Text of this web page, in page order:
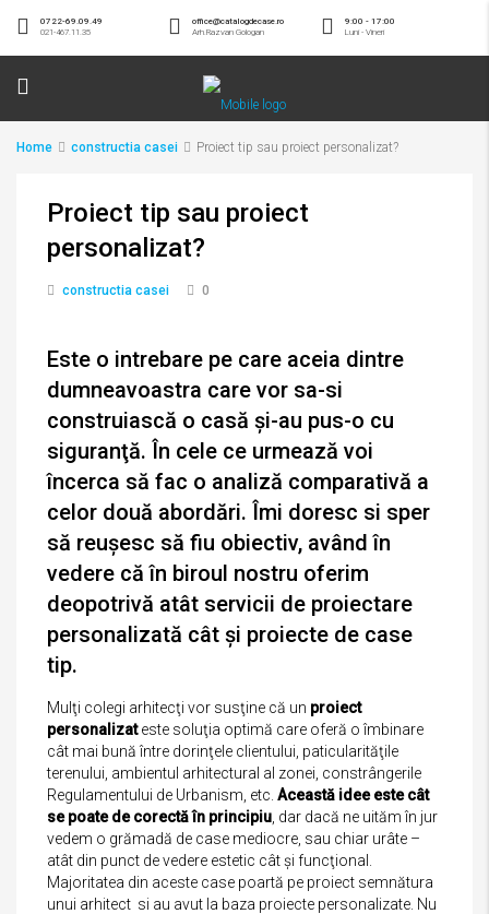
9:00 - 17:00
Luni - Vineri
office@catalogdecase.ro
Arh.Razvan Gologan
0722-69.09.49
021-467.11.35
Home constructia casei Proiect tip sau proiect personalizat?
Proiect tip sau proiect
personalizat?
constructia casei 0
Este o intrebare pe care aceia dintre
dumneavoastra care vor sa-si
construiască o casă şi-au pus-o cu
siguranţă. În cele ce urmează voi
încerca să fac o analiză comparativă a
celor două abordări. Îmi doresc si sper
să reuşesc să fiu obiectiv, având în
vedere că în biroul nostru oferim
deopotrivă atât servicii de proiectare
personalizată cât şi proiecte de case
tip.
Mulţi colegi arhitecţi vor susţine că un proiect
personalizateste soluţia optimă care oferă o îmbinare
cât mai bună între dorinţele clientului, paticularităţile
terenului, ambientul arhitectural al zonei, constrângerile
Regulamentului de Urbanism, etc. Această idee este cât
se poate de corectă în principiu , dar dacă ne uităm în jur
vedem o grămadă de case mediocre, sau chiar urâte –
atât din punct de vedere estetic cât şi funcţional.
Majoritatea din aceste case poartă pe proiect semnătura
unui arhitect si au avut la baza proiecte personalizate. Nu